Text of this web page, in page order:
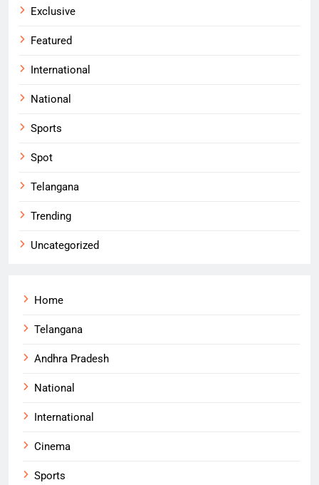
Exclusive
Featured
International
National
Sports
Spot
Telangana
Trending
Uncategorized
Home
Telangana
Andhra Pradesh
National
International
Cinema
Sports